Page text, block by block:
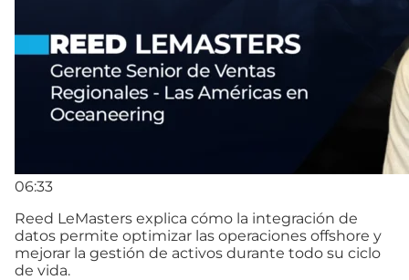
06:33
Reed LeMasters explica cómo la integración de
datos permite optimizar las operaciones offshore y
mejorar la gestión de activos durante todo su ciclo
de vida.